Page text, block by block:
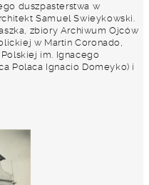
duszpasterstwa w
Samuel Swieykowski.
zbiory Archiwum Ojców
w Martin Coronado,
im. Ignacego
Polaca Ignacio Domeyko) i